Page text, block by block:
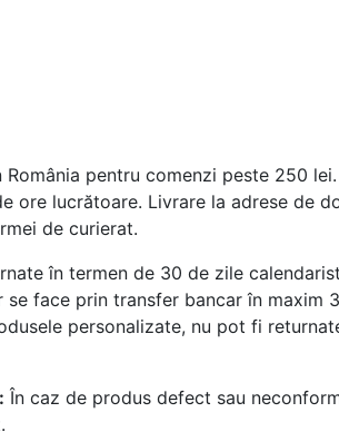
pentru comenzi peste 250
ore lucrătoare. Livrare la adrese de
de curierat.
în termen de 30 de zile
se face prin transfer bancar în
personalizate, nu pot fi
În caz de produs defect sau